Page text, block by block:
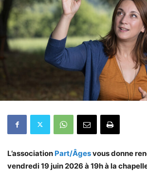
L’association Part/Âgesvous donne
vendredi 19 juin 2026 à 19h à la